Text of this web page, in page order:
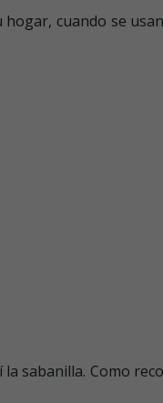
cuando se
sabanilla. Como